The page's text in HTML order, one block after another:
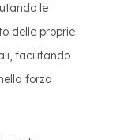
le
delle proprie
facilitando
forza